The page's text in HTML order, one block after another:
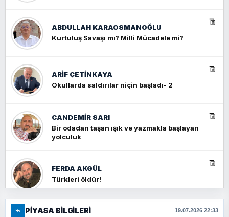
ABDULLAH KARAOSMANOĞLU
Kurtuluş Savaşı mı? Milli Mücadele mi?
ARIF ÇETİNKAYA
Okullarda saldırılar niçin başladı- 2
CANDEMIR SARI
Bir odadan taşan ışık ve yazmakla başlayan
yolculuk
FERDA AKGÜL
Türkleri öldür!
FERHAT BÜYÜKKALKAN
⌁ PIYASA BILGILERI 19.07.2026 22:33